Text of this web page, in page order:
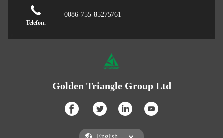
Telefon.
0086-755-85275761
Golden Triangle Group Ltd